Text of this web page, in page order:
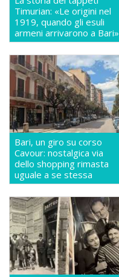
Timurian: «Le origini nel
1919, quando gli esuli
armeni arrivarono a Bari»
Bari, un giro su corso
Cavour: nostalgica via
dello shopping rimasta
uguale a se stessa